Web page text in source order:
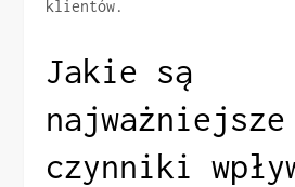
klientów.
Jakie są
najważniejsze
czynniki